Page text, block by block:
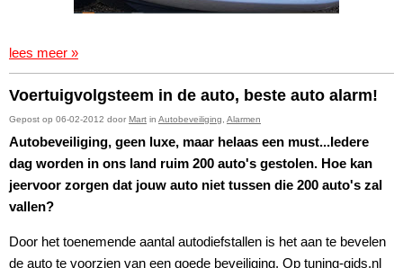
lees meer »
Voertuigvolgsteem in de auto, beste auto alarm!
Gepost op 06-02-2012 door Mart in Autobeveiliging Alarmen
Autobeveiliging, geen luxe, maar helaas een must...Iedere
dag worden in ons land ruim 200 auto's gestolen. Hoe kan
jeervoor zorgen dat jouw auto niet tussen die 200 auto's zal
vallen?
Door het toenemende aantal autodiefstallen is het aan te bevelen
de auto te voorzien van een goede beveiliging. Op tuning-gids.nl